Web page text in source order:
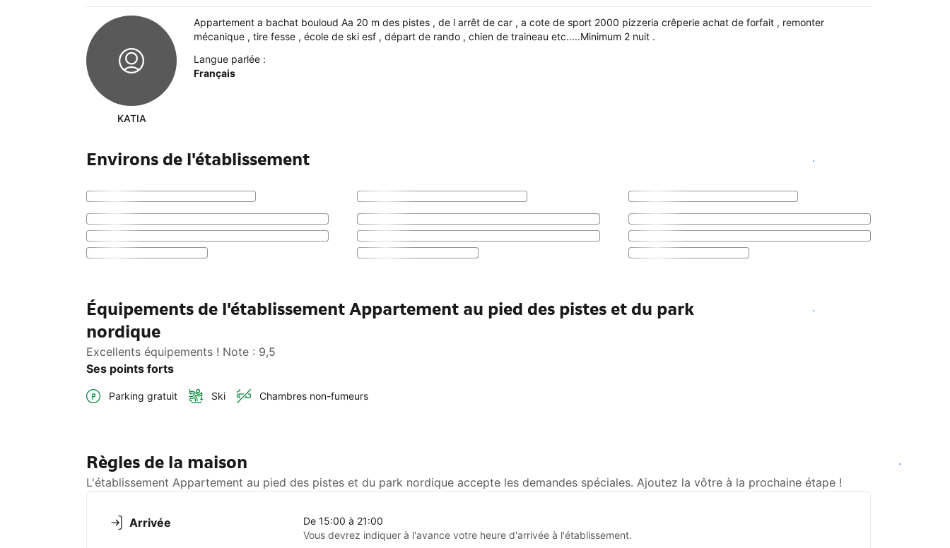
KATIA
Appartement a bachat bouloud Aa 20 m des pistes , de l arrêt de car , a cote de sport 2000 pizzeria crêperie achat de forfait , remonter
mécanique , tire fesse , école de ski esf , départ de rando , chien de traineau etc.....Minimum 2 nuit .
Langue parlée :
Français
Environs de l'établissement Voir les disponibilités
Équipements de l'établissement Appartement au pied des pistes et du park
nordique
Excellents équipements ! Note : 9,5
Voir les disponibilités
Ses points forts
Parking gratuit Ski Chambres non-fumeurs
Règles de la maison
L'établissement Appartement au pied des pistes et du park nordique accepte les demandes spéciales. Ajoutez la vôtre à la prochaine étape !
Voir les disponibilités
Arrivée
De 15:00 à 21:00
Vous devrez indiquer à l'avance votre heure d'arrivée à l'établissement.